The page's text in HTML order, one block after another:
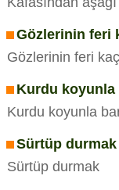
Gözlerinin feri
Gözlerinin feri
Kurdu koyunla
Kurdu koyunla
Sürtüp
Sürtüp durmak